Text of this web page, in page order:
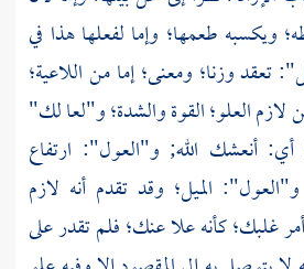
ويكسبه طعمها؛ وإما لفعلها هذا في
وزنا؛ ومعنى؛ إما من اللاعية؛
لازم العلو؛ القوة والشدة؛ و"لعا لك"
أنعشك الله; و"العول": ارتفاع
الميل؛ وقد تقدم أنه لازم
غلبك؛ كأنه علا عنك؛ فلم تقدر على